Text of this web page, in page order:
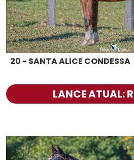
20 - SANTA ALICE CONDESSA
LANCE ATUAL: